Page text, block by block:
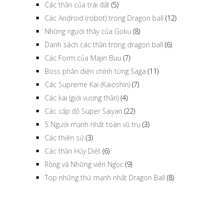
Các thần của trái đất (5)
Các Android (robot) trong Dragon ball (12)
Những người thầy của Goku (8)
Danh sách các thần trong dragon ball (6)
Các Form của Majin Buu (7)
Boss phản diện chính từng Saga (11)
Các Supreme Kai (Kaioshin) (7)
Các kai (giới vương thần) (4)
Các cấp độ Super Saiyan (22)
5 Người mạnh nhất toàn vũ trụ (3)
Các thiên sứ (3)
Các thần Hủy Diệt (6)
Rồng và Những viên Ngọc (9)
Top những thứ mạnh nhất Dragon Ball (8)